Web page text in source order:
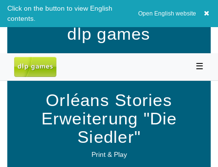
dlp games
Click on the button to view English
contents.
Open English website
☰
Orléans Stories
Erweiterung "Die
Siedler"
Print & Play